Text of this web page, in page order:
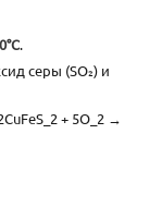
.
серы (SO₂) и
+ 5O_2 →